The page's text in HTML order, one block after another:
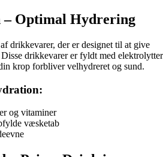
Optimal Hydrering
drikkevarer, der er designet til at give
drikkevarer er fyldt med elektrolytter
krop forbliver velhydreret og sund.
og vitaminer
væsketab